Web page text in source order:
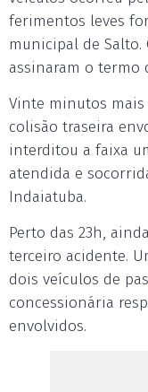
ferimentos leves
municipal de Salto.
assinaram o termo
Vinte minutos
colisão traseira
interditou a faixa
atendida e
Indaiatuba.
Perto das 23h,
terceiro acidente.
dois veículos de
concessionária
envolvidos.